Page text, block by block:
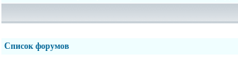
Список форумов